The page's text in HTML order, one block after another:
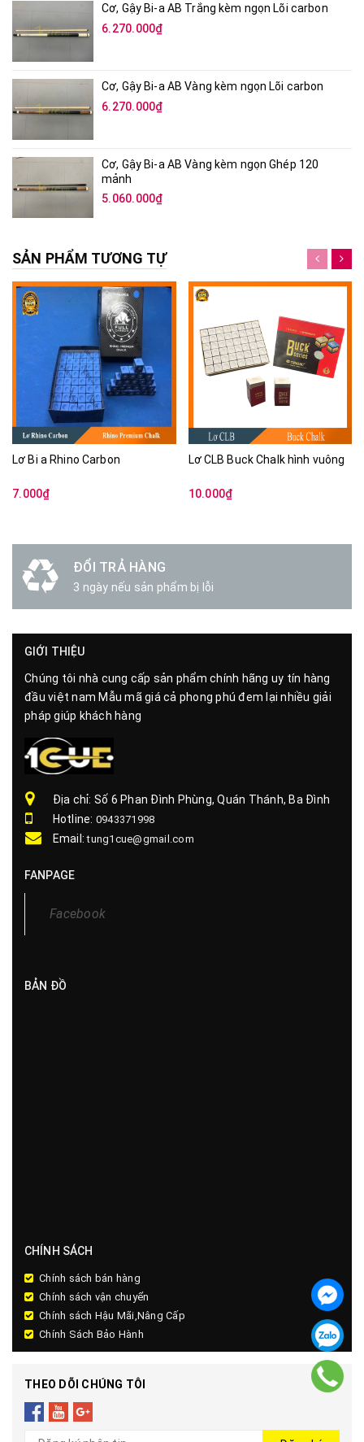
Cơ, Gậy Bi-a AB Trắng kèm ngọn Lõi carbon
6.270.000₫
Cơ, Gậy Bi-a AB Vàng kèm ngọn Lõi carbon
6.270.000₫
Cơ, Gậy Bi-a AB Vàng kèm ngọn Ghép 120
mảnh
5.060.000₫
SẢN PHẨM TƯƠNG TỰ
Lơ Bi a Rhino Carbon
7.000₫
Lơ CLB Buck Chalk hình vuông
10.000₫
ĐỔI TRẢ HÀNG
3 ngày nếu sản phẩm bị lỗi
GIỚI THIỆU
Chúng tôi nhà cung cấp sản phẩm chính hãng uy tín hàng
đầu việt nam Mẫu mã giá cả phong phú đem lại nhiều giải
pháp giúp khách hàng
Địa chỉ: Số 6 Phan Đình Phùng, Quán Thánh, Ba Đình
Hotline: 0943371998
Email:tung1cue@gmail.com
FANPAGE
Facebook
BẢN ĐỒ
CHÍNH SÁCH
Chính sách bán hàng
Chính sách vận chuyển
Chính sách Hậu Mãi,Nâng Cấp
Chính Sách Bảo Hành
THEO DÕI CHÚNG TÔI